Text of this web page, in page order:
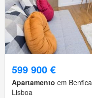
599 900 €
Apartamento em
Lisboa